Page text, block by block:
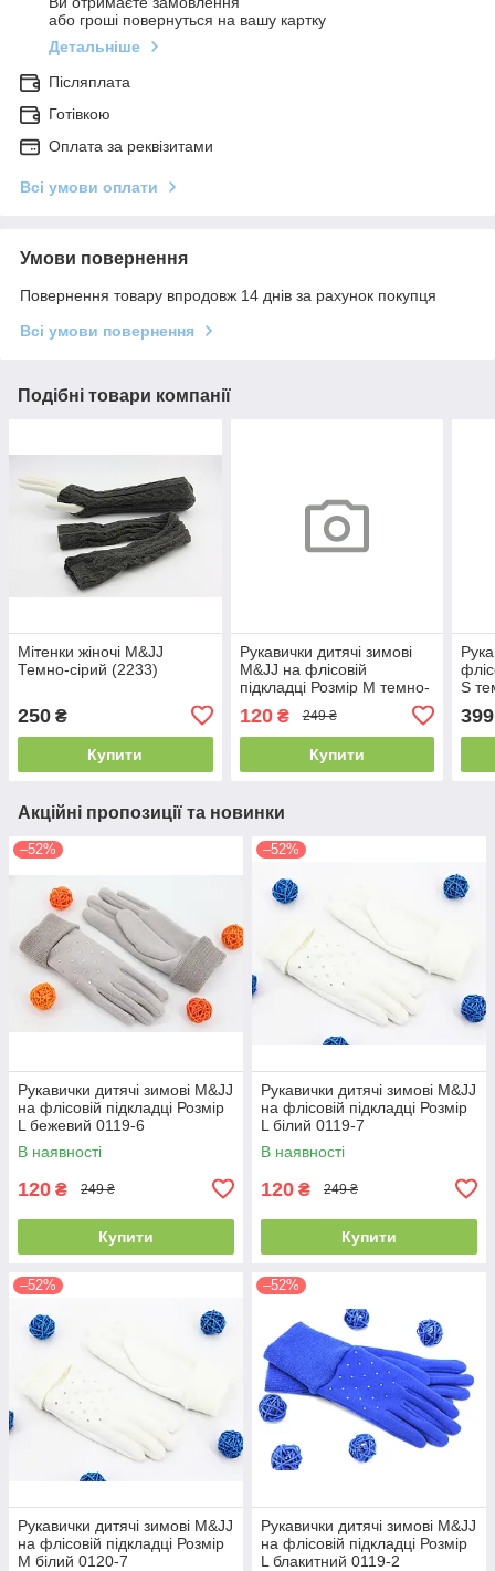
або гроші повернуться на вашу картку
Детальніше
Післяплата
Готівкою
Оплата за реквізитами
Всі умови оплати
Умови повернення
Повернення товару впродовж 14 днів за рахунок покупця
Всі умови повернення
Подібні товари компанії
Мітенки жіночі M&JJ
Темно-сірий (2233)
250 ₴
Купити
Рукавички дитячі зимові
M&JJ на флісовій
підкладці Розмір M темно-
120₴ 249 ₴
Купити
S
399
Акційні пропозиції та новинки
–52%
Рукавички дитячі зимові M&JJ
на флісовій підкладці Розмір
L бежевий 0119-6
В наявності
120 ₴ 249 ₴
Купити
–52%
Рукавички дитячі зимові M&JJ
на флісовій підкладці Розмір
L білий 0119-7
В наявності
120 ₴ 249 ₴
Купити
–52%
Рукавички дитячі зимові M&JJ
на флісовій підкладці Розмір
M білий 0120-7
–52%
Рукавички дитячі зимові M&JJ
на флісовій підкладці Розмір
L блакитний 0119-2